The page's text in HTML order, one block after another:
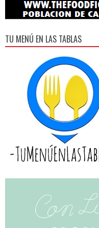
TU MENÚ EN LAS TABLAS